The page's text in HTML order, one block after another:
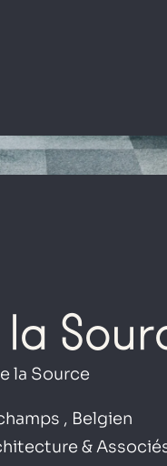
la Source
, Belgien
&